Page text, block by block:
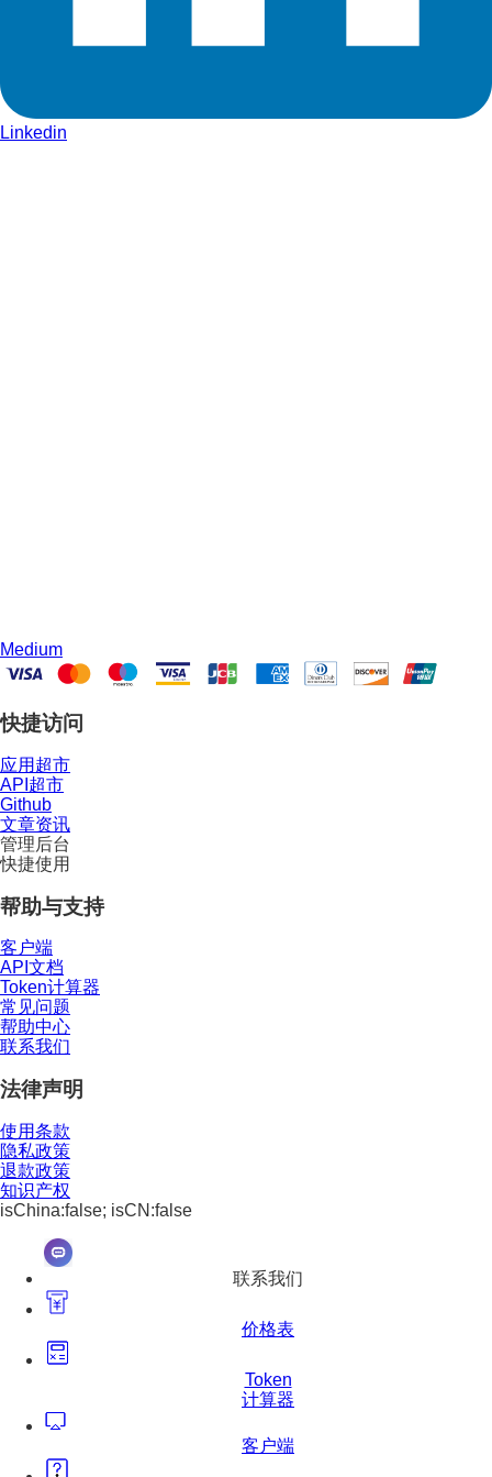
Linkedin
Medium
快捷访问
应用超市
API超市
Github
文章资讯
管理后台
快捷使用
帮助与支持
客户端
API文档
Token计算器
常见问题
帮助中心
联系我们
法律声明
使用条款
隐私政策
退款政策
知识产权
isChina:false; isCN:false
联系我们
价格表
Token
计算器
客户端